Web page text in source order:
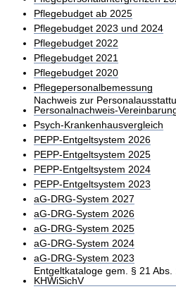
Pflegebudget ab 2025
Pflegebudget 2023 und 2024
Pflegebudget 2022
Pflegebudget 2021
Pflegebudget 2020
Pflegepersonalbemessung
Nachweis zur
Personalnachweis-
Psych-Krankenhausvergleich
PEPP-Entgeltsystem 2026
PEPP-Entgeltsystem 2025
PEPP-Entgeltsystem 2024
PEPP-Entgeltsystem 2023
aG-DRG-System 2027
aG-DRG-System 2026
aG-DRG-System 2025
aG-DRG-System 2024
aG-DRG-System 2023
Entgeltkataloge gem. § 21
KHWiSichV